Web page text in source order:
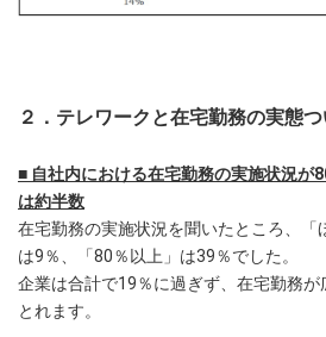
２．テレワークと在宅勤務の実態
■ 自社内における在宅勤務の実施状況が
は約半数
在宅勤務の実施状況を聞いたところ、「
は9％、「80％以上」は39％でした。
企業は合計で19％に過ぎず、在宅勤務
とれます。